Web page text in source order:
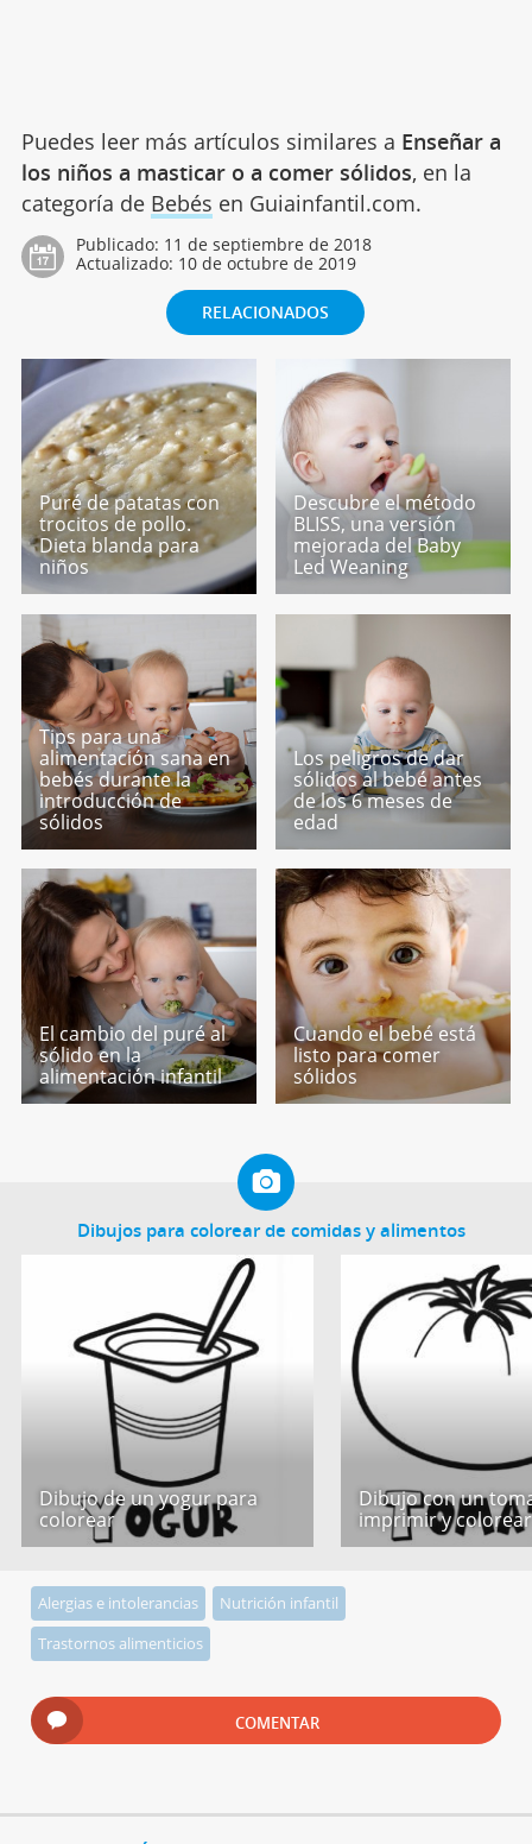
Puedes leer más artículos similares a Enseñar a
los niños a masticar o a comer sólidos, en la
categoría de Bebés en Guiainfantil.com.
Publicado: 11 de septiembre de 2018
Actualizado: 10 de octubre de 2019
RELACIONADOS
Puré de patatas con
trocitos de pollo.
Dieta blanda para
niños
Descubre el método
BLISS, una versión
mejorada del Baby
Led Weaning
Tips para una
alimentación sana en
bebés durante la
introducción de
sólidos
Los peligros de dar
sólidos al bebé antes
de los 6 meses de
edad
El cambio del puré al
sólido en la
alimentación infantil
Cuando el bebé está
listo para comer
sólidos
Dibujos para colorear de comidas y alimentos
Dibujo de un yogur para
colorear
Dibujo con un
imprimir y colorear
Alergias e intolerancias
Nutrición infantil
Trastornos alimenticios
COMENTAR